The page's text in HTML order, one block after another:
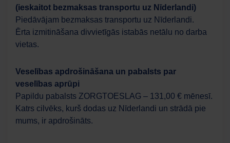
(ieskaitot bezmaksas transportu uz Nīderlandi)
Piedāvājam bezmaksas transportu uz Nīderlandi.
Ērta izmitināšana divvietīgās istabās netālu no darba
vietas.
Veselības apdrošināšana un pabalsts par
veselības aprūpi
Papildu pabalsts ZORGTOESLAG – 131,00 € mēnesī.
Katrs cilvēks, kurš dodas uz Nīderlandi un strādā pie
mums, ir apdrošināts.